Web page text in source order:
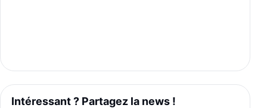
Intéressant ? Partagez la news !